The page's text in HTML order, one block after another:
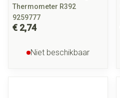
Thermometer R392
9259777
€ 2,74
Niet beschikbaar